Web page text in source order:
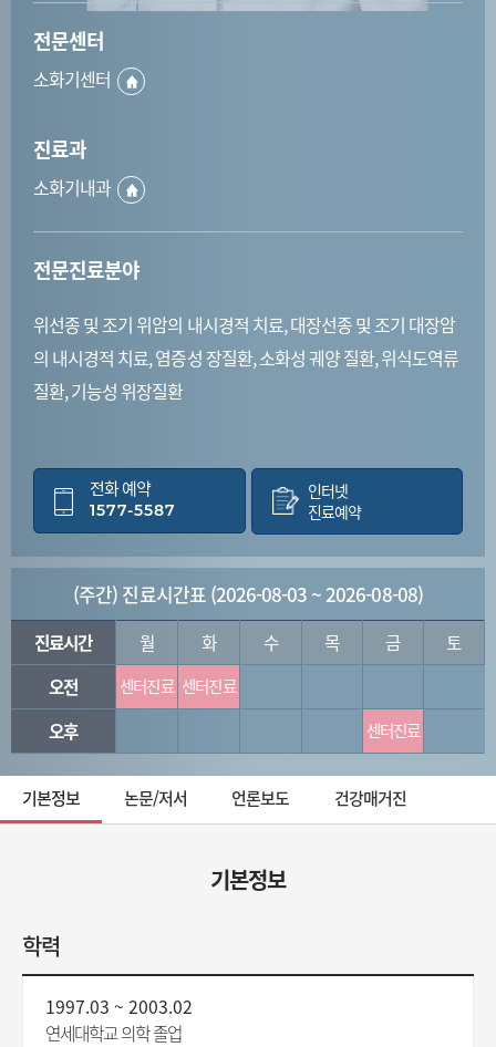
전문센터
소화기센터
진료과
소화기내과
전문진료분야
위선종 및 조기 위암의 내시경적 치료, 대장선종 및 조기 대장암
의 내시경적 치료, 염증성 장질환, 소화성 궤양 질환, 위식도역류
질환, 기능성 위장질환
전화 예약
1577-5587
인터넷
진료예약
(주간) 진료시간표 (2026-08-03 ~ 2026-08-08)
진료시간 월 화 수 목 금
토
오전
센터진료 센터진료
오후 센터진료
기본정보 논문/저서 언론보도 건강매거진
기본정보
학력
1997.03 ~ 2003.02
연세대학교 의학 졸업